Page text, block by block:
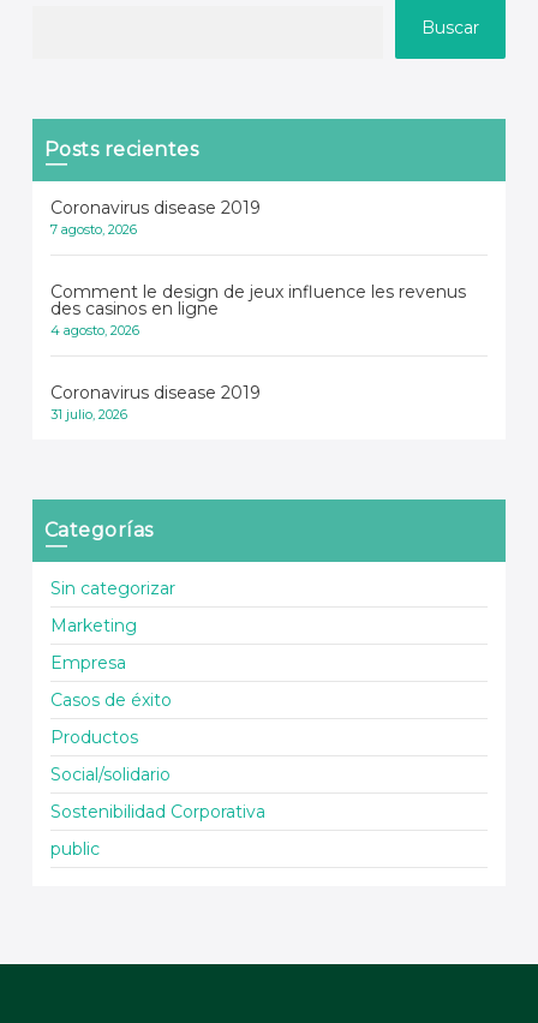
Buscar
Posts recientes
Coronavirus disease 2019
7 agosto, 2026
Comment le design de jeux influence les revenus
des casinos en ligne
4 agosto, 2026
Coronavirus disease 2019
31 julio, 2026
Categorías
Sin categorizar
Marketing
Empresa
Casos de éxito
Productos
Social/solidario
Sostenibilidad Corporativa
public